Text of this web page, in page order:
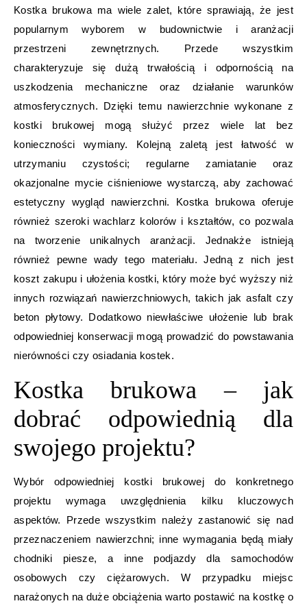
Kostka brukowa ma wiele zalet, które sprawiają, że jest
popularnym wyborem w budownictwie i aranżacji
przestrzeni zewnętrznych. Przede wszystkim
charakteryzuje się dużą trwałością i odpornością na
uszkodzenia mechaniczne oraz działanie warunków
atmosferycznych. Dzięki temu nawierzchnie wykonane z
kostki brukowej mogą służyć przez wiele lat bez
konieczności wymiany. Kolejną zaletą jest łatwość w
utrzymaniu czystości; regularne zamiatanie oraz
okazjonalne mycie ciśnieniowe wystarczą, aby zachować
estetyczny wygląd nawierzchni. Kostka brukowa oferuje
również szeroki wachlarz kolorów i kształtów, co pozwala
na tworzenie unikalnych aranżacji. Jednakże istnieją
również pewne wady tego materiału. Jedną z nich jest
koszt zakupu i ułożenia kostki, który może być wyższy niż
innych rozwiązań nawierzchniowych, takich jak asfalt czy
beton płytowy. Dodatkowo niewłaściwe ułożenie lub brak
odpowiedniej konserwacji mogą prowadzić do powstawania
nierówności czy osiadania kostek.
Kostka brukowa – jak
dobrać odpowiednią dla
swojego projektu?
Wybór odpowiedniej kostki brukowej do konkretnego
projektu wymaga uwzględnienia kilku kluczowych
aspektów. Przede wszystkim należy zastanowić się nad
przeznaczeniem nawierzchni; inne wymagania będą miały
chodniki piesze, a inne podjazdy dla samochodów
osobowych czy ciężarowych. W przypadku miejsc
narażonych na duże obciążenia warto postawić na kostkę o